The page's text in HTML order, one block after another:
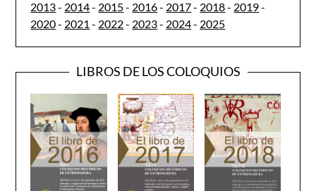
2013- 2014- 2015- 2016- 2017- 2018- 2019-
2020- 2021 - 2022- 2023- 2024- 2025
LIBROS DE LOS COLOQUIOS